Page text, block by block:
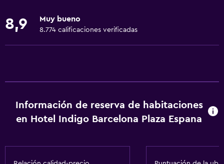
Extinguidor
Artículos de aseo gratis
Gel de ducha
Aire acondicionado
8,9 Muy bueno
8.774 calificaciones verificadas
Información de reserva de habitaciones
en Hotel Indigo Barcelona Plaza Espana